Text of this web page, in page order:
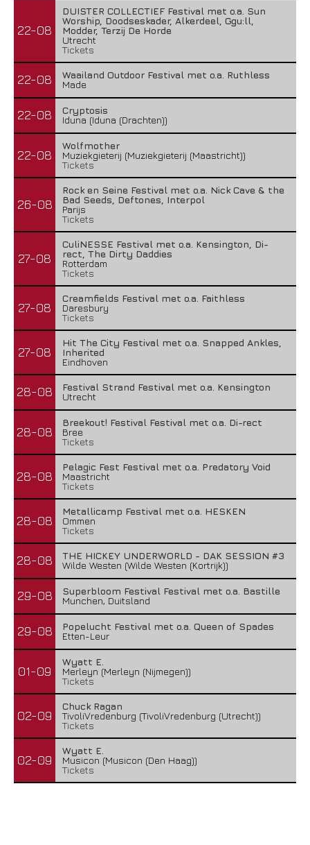
22-08
DUISTER COLLECTIEF Festival met o.a. Sun
Worship, Doodseskader, Alkerdeel, Ggu:ll,
Modder, Terzij De Horde
Utrecht
Tickets
22-08
Waailand Outdoor Festival met o.a. Ruthless
Made
22-08
Cryptosis
Iduna (Iduna (Drachten))
22-08
Wolfmother
Muziekgieterij (Muziekgieterij (Maastricht))
Tickets
26-08
Rock en Seine Festival met o.a. Nick Cave & the
Bad Seeds, Deftones, Interpol
Parijs
Tickets
27-08
CuliNESSE Festival met o.a. Kensington, Di-
rect, The Dirty Daddies
Rotterdam
Tickets
27-08
Creamfields Festival met o.a. Faithless
Daresbury
Tickets
27-08
Hit The City Festival met o.a. Snapped Ankles,
Inherited
Eindhoven
28-08
Festival Strand Festival met o.a. Kensington
Utrecht
28-08
Breekout! Festival Festival met o.a. Di-rect
Bree
Tickets
28-08
Pelagic Fest Festival met o.a. Predatory Void
Maastricht
Tickets
28-08
Metallicamp Festival met o.a. HESKEN
Ommen
Tickets
28-08
THE HICKEY UNDERWORLD - DAK SESSION #3
Wilde Westen (Wilde Westen (Kortrijk))
29-08
Superbloom Festival Festival met o.a. Bastille
Munchen, Duitsland
29-08
Popelucht Festival met o.a. Queen of Spades
Etten-Leur
01-09
Wyatt E.
Merleyn (Merleyn (Nijmegen))
Tickets
02-09
Chuck Ragan
TivoliVredenburg (TivoliVredenburg (Utrecht))
Tickets
02-09
Wyatt E.
Musicon (Musicon (Den Haag))
Tickets